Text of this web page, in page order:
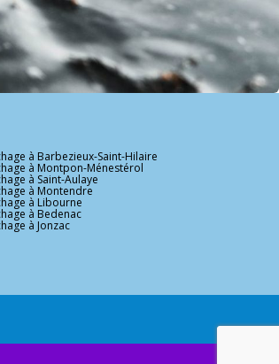
à Barbezieux-Saint-Hilaire
à Montpon-Ménestérol
à Saint-Aulaye
à Montendre
à Libourne
à Bedenac
à Jonzac